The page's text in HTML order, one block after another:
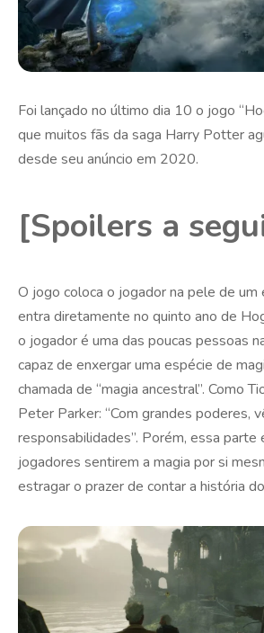
Foi lançado no último dia 10 o jogo
que muitos fãs da saga Harry Potter
desde seu anúncio em 2020.
[Spoilers a
O jogo coloca o jogador na pele de um
entra diretamente no quinto ano de
o jogador é uma das poucas pessoas
capaz de enxergar uma espécie de
chamada de “magia ancestral”. Como
Peter Parker: “Com grandes poderes,
responsabilidades”. Porém, essa parte
jogadores sentirem a magia por si
estragar o prazer de contar a história